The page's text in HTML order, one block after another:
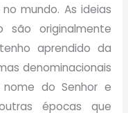
mundo. As ideias
originalmente
aprendido da
denominacionais
do Senhor e
épocas que